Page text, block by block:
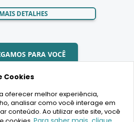
MAIS DETALHES
PARA VOCÊ
Inteligência Imobiliária LTDA -
19701 - Todos os direitos reservados
Cookies
oferecer melhor experiência,
analisar como você interage em
conteúdo. Ao utilizar este site, você